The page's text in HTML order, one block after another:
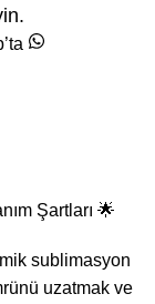
Şartları 🌟
sublimasyon
uzatmak ve